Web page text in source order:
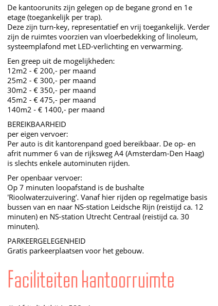
De kantoorunits zijn gelegen op de begane grond en 1e
etage (toegankelijk per trap).
Deze zijn turn-key, representatief en vrij toegankelijk. Verder
zijn de ruimtes voorzien van vloerbedekking of linoleum,
systeemplafond met LED-verlichting en verwarming.
Een greep uit de mogelijkheden:
12m2 - € 200,- per maand
25m2 - € 300,- per maand
30m2 - € 350,- per maand
45m2 - € 475,- per maand
140m2 - € 1400,- per maand
BEREIKBAARHEID
per eigen vervoer:
Per auto is dit kantorenpand goed bereikbaar. De op- en
afrit nummer 6 van de rijksweg A4 (Amsterdam-Den Haag)
is slechts enkele autominuten rijden.
Per openbaar vervoer:
Op 7 minuten loopafstand is de bushalte
'Rioolwaterzuivering'. Vanaf hier rijden op regelmatige basis
bussen van en naar NS-station Leidsche Rijn (reistijd ca. 12
minuten) en NS-station Utrecht Centraal (reistijd ca. 30
minuten).
PARKEERGELEGENHEID
Gratis parkeerplaatsen voor het gebouw.
Faciliteiten kantoorruimte